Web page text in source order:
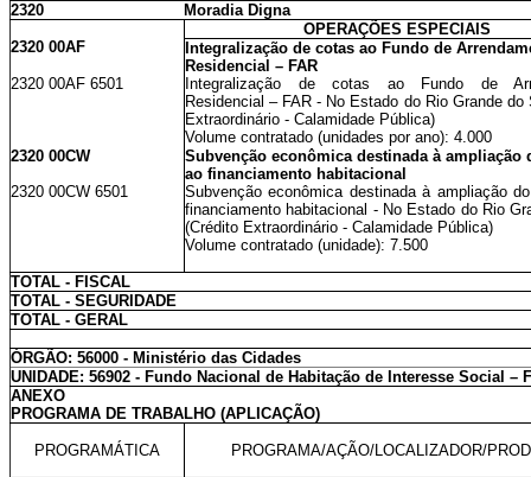
2320
Moradia Digna
OPERAÇÕES ESPECIAIS
2320 00AF
Integralização de cotas ao Fundo de
Residencial – FAR
2320 00AF 6501
Integralização de cotas ao Fundo de
Residencial – FAR - No Estado do Rio Grande do
Extraordinário - Calamidade Pública)
Volume contratado (unidades por ano): 4.000
2320 00CW
Subvenção econômica destinada à ampliação
ao financiamento habitacional
2320 00CW 6501
Subvenção econômica destinada à ampliação
financiamento habitacional - No Estado do Rio
(Crédito Extraordinário - Calamidade Pública)
Volume contratado (unidade): 7.500
TOTAL - FISCAL
TOTAL - SEGURIDADE
TOTAL - GERAL
ÓRGÃO: 56000 - Ministério das Cidades
UNIDADE: 56902 - Fundo Nacional de Habitação de Interesse Social –
ANEXO
PROGRAMA DE TRABALHO (APLICAÇÃO)
PROGRAMÁTICA PROGRAMA/AÇÃO/LOCALIZADOR/